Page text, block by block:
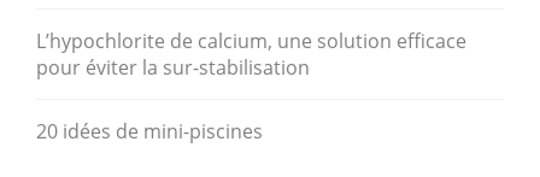
L’hypochlorite de calcium, une solution efficace
pour éviter la sur-stabilisation
20 idées de mini-piscines